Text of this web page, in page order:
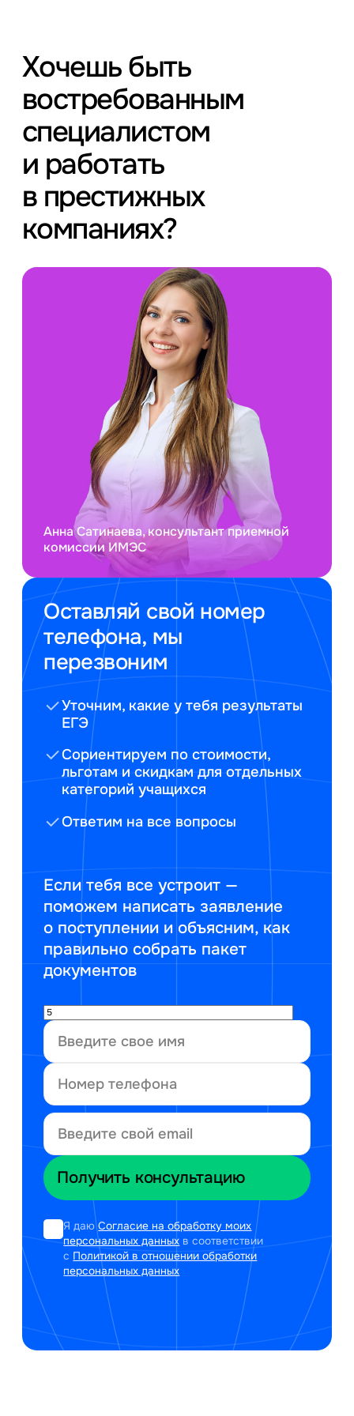
Хочешь быть
востребованным
специалистом
и работать
в престижных
компаниях?
Оставляй свой номер
телефона, мы
перезвоним
Уточним, какие у тебя результаты
ЕГЭ
Сориентируем по стоимости,
льготам и скидкам для отдельных
категорий учащихся
Ответим на все вопросы
Если тебя все устроит —
поможем написать заявление
о поступлении и объясним, как
правильно собрать пакет
документов
Я даюСогласие на обработку моих
персональных данных в соответствии
с Политикой в отношении обработки
персональных данных
Анна Сатинаева, консультант приемной
комиссии ИМЭС